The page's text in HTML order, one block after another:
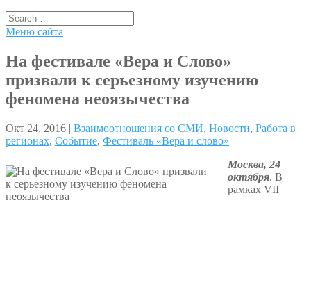
Меню сайта
На фестивале «Вера и Слово»
призвали к серьезному изучению
феномена неоязычества
Окт 24, 2016 | Взаимоотношения со СМИ, Новости, Работа в
регионах, Событие, Фестиваль «Вера и слово»
Москва, 24
октября. В
рамках VII